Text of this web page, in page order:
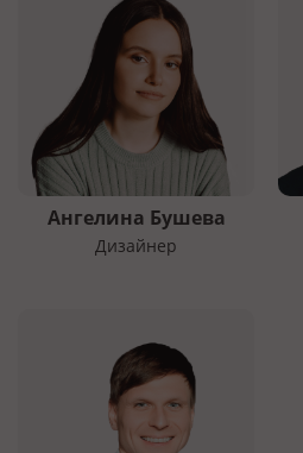
Ангелина Бушева
Дизайнер